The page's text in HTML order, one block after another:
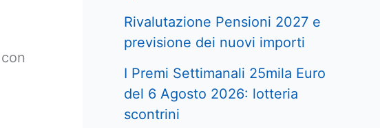
Rivalutazione Pensioni 2027 e
previsione dei nuovi importi
I Premi Settimanali 25mila Euro
del 6 Agosto 2026: lotteria
scontrini